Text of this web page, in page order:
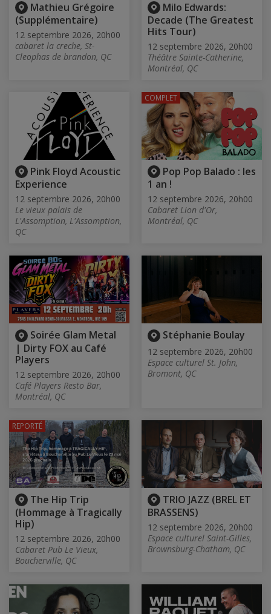
Mathieu Grégoire
(Supplémentaire)
12 septembre 2026, 20h00
cabaret la creche, St-
Cleophas de brandon, QC
Milo Edwards:
Decade (The Greatest
Hits Tour)
12 septembre 2026, 20h00
Théâtre Sainte-Catherine,
Montréal, QC
Pink Floyd Acoustic
Experience
12 septembre 2026, 20h00
Le vieux palais de
L'Assomption, L'Assomption,
QC
Pop Pop Balado : les
1 an !
12 septembre 2026, 20h00
Cabaret Lion d'Or,
Montréal, QC
COMPLET
Soirée Glam Metal
| Dirty FOX au Café
Players
12 septembre 2026, 20h00
Café Players Resto Bar,
Montréal, QC
Stéphanie Boulay
12 septembre 2026, 20h00
Espace culturel St. John,
Bromont, QC
The Hip Trip
(Hommage à Tragically
Hip)
12 septembre 2026, 20h00
Cabaret Pub Le Vieux,
Boucherville, QC
REPORTÉ
TRIO JAZZ (BREL ET
BRASSENS)
12 septembre 2026, 20h00
Espace culturel Saint-Gilles,
Brownsburg-Chatham, QC